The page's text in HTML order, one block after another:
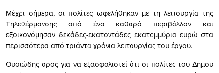
Μέχρι σήμερα, οι πολίτες ωφελήθηκαν με τη λειτουργία της
Τηλεθέρμανσης από ένα καθαρό περιβάλλον και
εξοικονόμησαν δεκάδες-εκατοντάδες εκατομμύρια ευρώ στα
περισσότερα από τριάντα χρόνια λειτουργίας του έργου.
Ουσιώδης όρος για να εξασφαλιστεί ότι οι πολίτες του Δήμου